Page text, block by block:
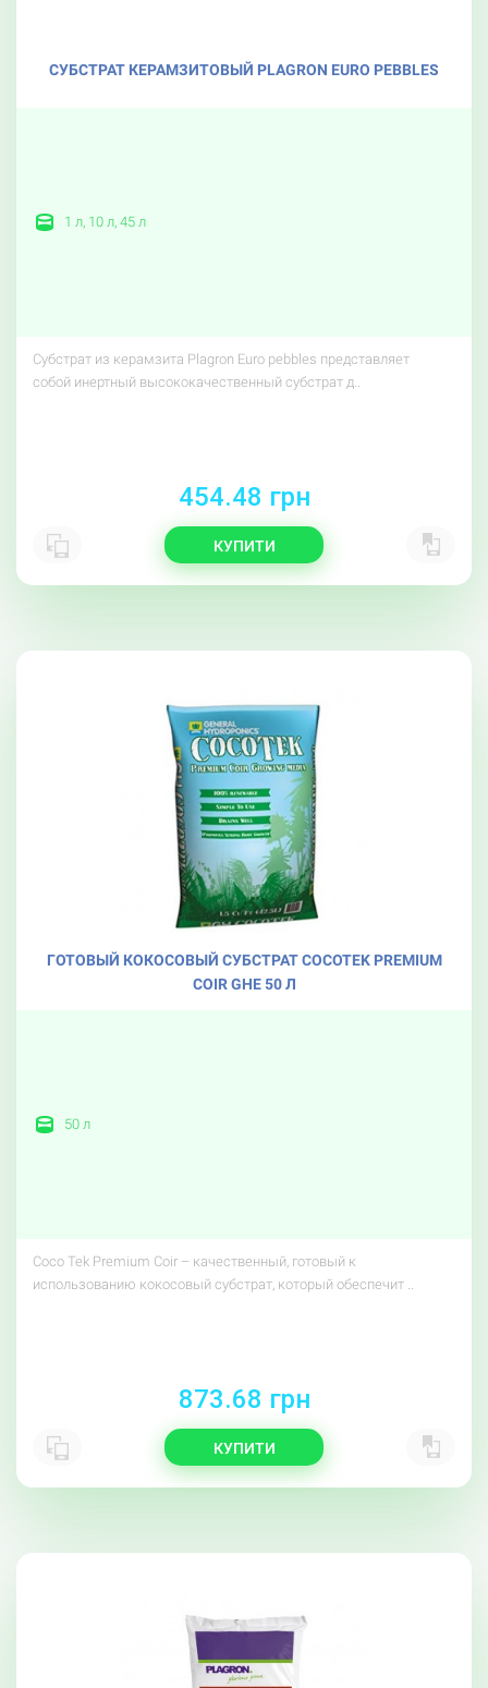
CУБСТРАТ КЕРАМЗИТОВЫЙ PLAGRON EURO PEBBLES
1 л, 10 л, 45 л
Субстрат из керамзита Plagron Euro pebbles представляет
собой инертный высококачественный субстрат д..
454.48 грн
КУПИТИ
ГОТОВЫЙ КОКОСОВЫЙ СУБСТРАТ COCOTEK PREMIUM
COIR GHE 50 Л
50 л
Coco Tek Premium Coir – качественный, готовый к
использованию кокосовый субстрат, который обеспечит ..
873.68 грн
КУПИТИ